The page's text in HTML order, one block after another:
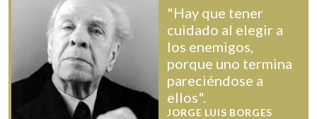
"Hay que tener
cuidado al elegir a
los enemigos,
porque uno termina
pareciéndose a
ellos".
JORGE LUIS BORGES